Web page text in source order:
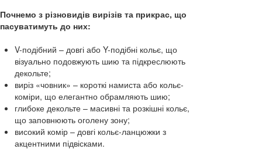
Почнемо з різновидів вирізів та прикрас, що
пасуватимуть до них:
V-подібний – довгі або Y-подібні кольє, що
візуально подовжують шию та підкреслюють
декольте;
виріз «човник» – короткі намиста або кольє-
коміри, що елегантно обрамляють шию;
глибоке декольте – масивні та розкішні кольє,
що заповнюють оголену зону;
високий комір – довгі кольє-ланцюжки з
акцентними підвісками.